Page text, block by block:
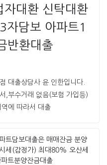
대환 신탁대환
자담보 아파트1
반환대출
대출상담사 윤 인한입니다.
,부수거래 없음(보험 가입등)
에 따라서 대출
트담보대출은 매매잔금 분양
세(감정가) 최대80% 오산세
트분양잔금대출